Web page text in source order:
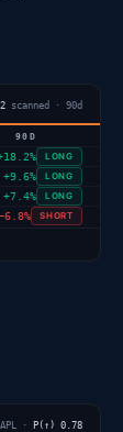
scanned · 90d
90D
LONG
+9.6% LONG
+7.4% LONG
SHORT
· P(↑) 0.78